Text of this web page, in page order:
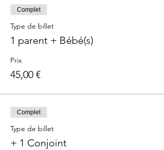
Complet
Type de billet
1 parent + Bébé(s)
Prix
45,00 €
Complet
Type de billet
+ 1 Conjoint